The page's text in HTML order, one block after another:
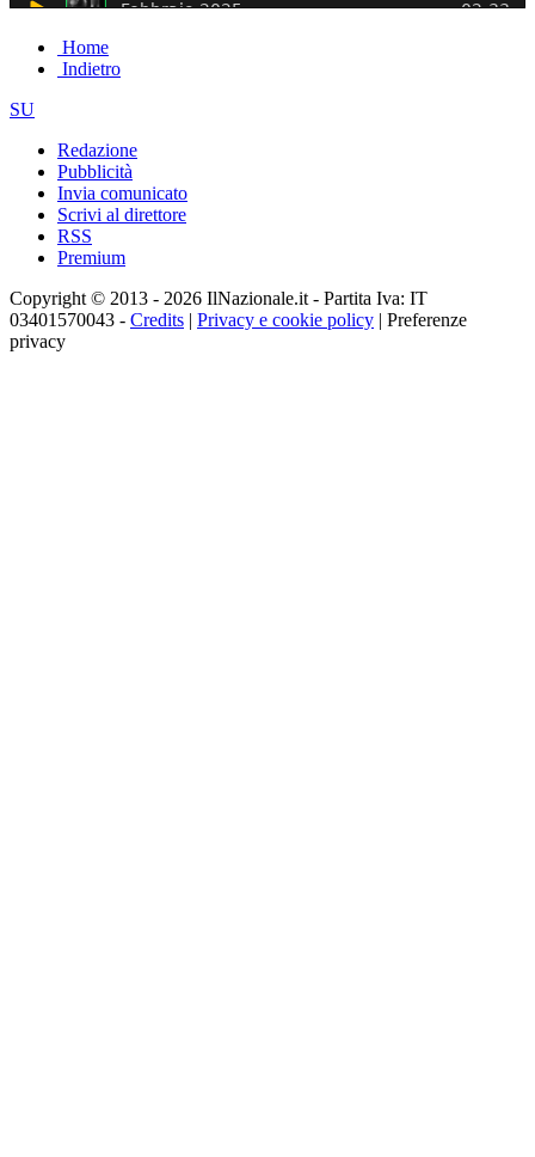
Home
Indietro
SU
Redazione
Pubblicità
Invia comunicato
Scrivi al direttore
RSS
Premium
Copyright © 2013 - 2026 IlNazionale.it - Partita Iva: IT
03401570043 - Credits | Privacy e cookie policy | Preferenze
privacy